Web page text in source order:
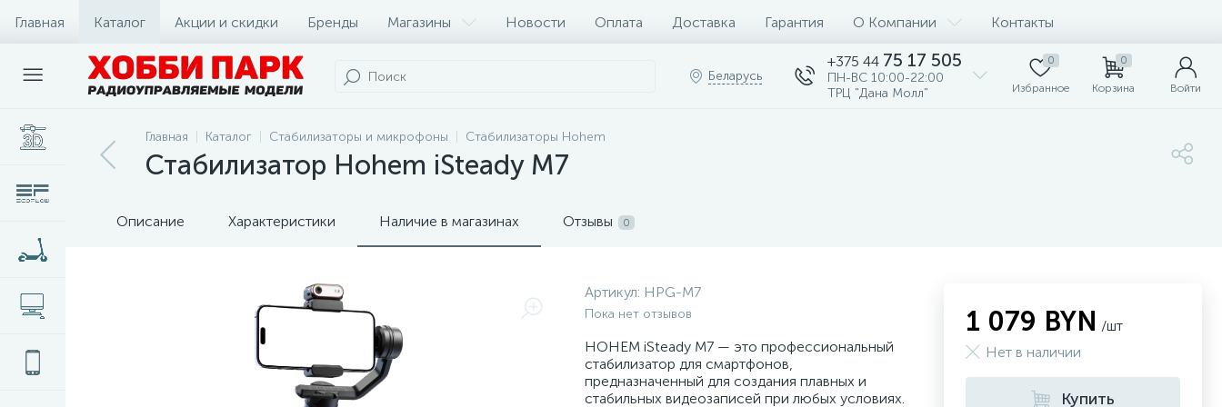
Главная Каталог Акции и скидки Бренды Магазины Новости Оплата Доставка Гарантия О Компании Контакты
Беларусь
+375 44 75 17 505
ПН-ВС 10:00-22:00
ТРЦ "Дана Молл"
0
Избранное
0
Корзина Войти
Главная Каталог Стабилизаторы и микрофоны Стабилизаторы Hohem
Стабилизатор Hohem iSteady M7
Описание Характеристики Наличие в магазинах Отзывы 0
Артикул: HPG-M7
Пока нет отзывов
HOHEM iSteady M7 — это профессиональный
стабилизатор для смартфонов,
предназначенный для создания плавных и
стабильных видеозаписей при любых условиях.
1 079 BYN /шт
Нет в наличии
Купить